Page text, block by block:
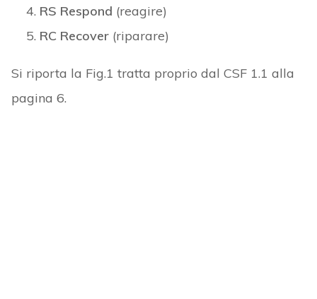
RS Respond (reagire)
RC Recover (riparare)
Si riporta la Fig.1 tratta proprio dal CSF 1.1 alla
pagina 6.